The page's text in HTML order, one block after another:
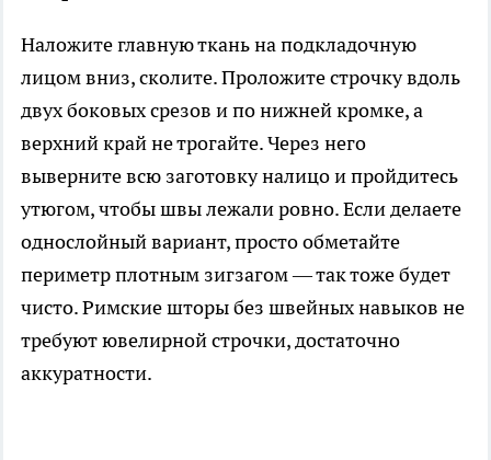
Наложите главную ткань на подкладочную
лицом вниз, сколите. Проложите строчку вдоль
двух боковых срезов и по нижней кромке, а
верхний край не трогайте. Через него
выверните всю заготовку налицо и пройдитесь
утюгом, чтобы швы лежали ровно. Если делаете
однослойный вариант, просто обметайте
периметр плотным зигзагом — так тоже будет
чисто. Римские шторы без швейных навыков не
требуют ювелирной строчки, достаточно
аккуратности.